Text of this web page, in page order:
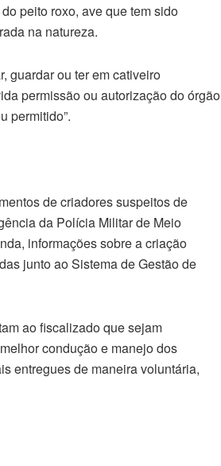
peito roxo, ave que tem sido
na natureza.
guardar ou ter em cativeiro
permissão ou autorização do órgão
permitido”.
de criadores suspeitos de
da Polícia Militar de Meio
informações sobre a criação
junto ao Sistema de Gestão de
ao fiscalizado que sejam
condução e manejo dos
entregues de maneira voluntária,